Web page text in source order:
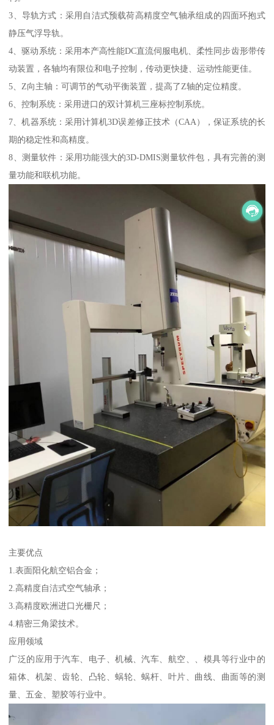
3、导轨方式：采用自洁式预载荷高精度空气轴承组成的四面环抱式
静压气浮导轨。
4、驱动系统：采用本产高性能DC直流伺服电机、柔性同步齿形带传
动装置，各轴均有限位和电子控制，传动更快捷、运动性能更佳。
5、Z向主轴：可调节的气动平衡装置，提高了Z轴的定位精度。
6、控制系统：采用进口的双计算机三座标控制系统。
7、机器系统：采用计算机3D误差修正技术（CAA），保证系统的长
期的稳定性和高精度。
8、测量软件：采用功能强大的3D-DMIS测量软件包，具有完善的测
量功能和联机功能。
主要优点
1.表面阳化航空铝合金；
2.高精度自洁式空气轴承；
3.高精度欧洲进口光栅尺；
4.精密三角梁技术。
应用领域
广泛的应用于汽车、电子、机械、汽车、航空、、模具等行业中的
箱体、机架、齿轮、凸轮、蜗轮、蜗杆、叶片、曲线、曲面等的测
量、五金、塑胶等行业中。